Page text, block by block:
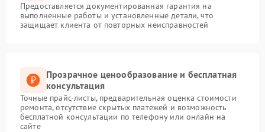
Предоставляется документированная гарантия на
выполненные работы и установленные детали, что
защищает клиента от повторных неисправностей
Прозрачное ценообразование и бесплатная
консультация
Точные прайс-листы, предварительная оценка стоимости
ремонта, отсутствие скрытых платежей и возможность
бесплатной консультации по телефону или онлайн на
сайте